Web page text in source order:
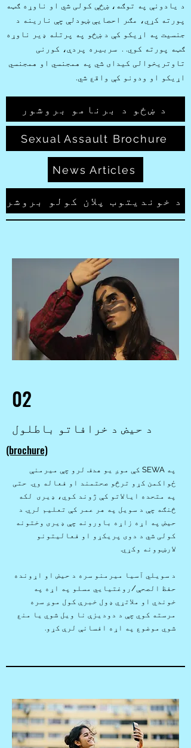
د یادونې په توګه، ښځې کولی شي او ناوړه ګټه
پورته کړي، مګر احصایې ښودلې چې نارینه د
جنسیت په اړیکو کې د ښځو په پرتله ډیر ناوړه
ګټه پورته کوي. . سربیره پردې، کورنی
تاوتریخوالی کیدای شي په همجنسي او همجنسي
اړیکو او ودونو کې واقع شي.
د ښځو د برنامو بروشور
Sexual Assault Brochure
News Articles
د خوندیتوب پلان کولو بروشر
02
د حیض د خرافاتو باطلول
(brochure)
په SEWA کې موږ یو هدف لرو چې میرمنې
ځواکمن کړو ترڅو صحتمند او فعاله وي. حتی
په متحده ایالاتو کې ژوند کوي، ډیری لکه
څنګه چې د سویل په هر عمر کې تعلیم لري. د
حیض په اړه زاړه باورونه چې ډیری وختونه
کولی شي د دوی پریکړو او فعالیتونو
لارښوونه وکړي.
د سویلي آسیا میرمنو سره د حیض او اړونده
حفظ الصحې/روغتیایي مسلو په اړه په
خوندي او ملاتړي ډول خبرې کول موږ سره
مرسته کوي چې د دودیزې نا ویل شوي یا منع
شوي موضوع په اړه افسانې لرې کړو.